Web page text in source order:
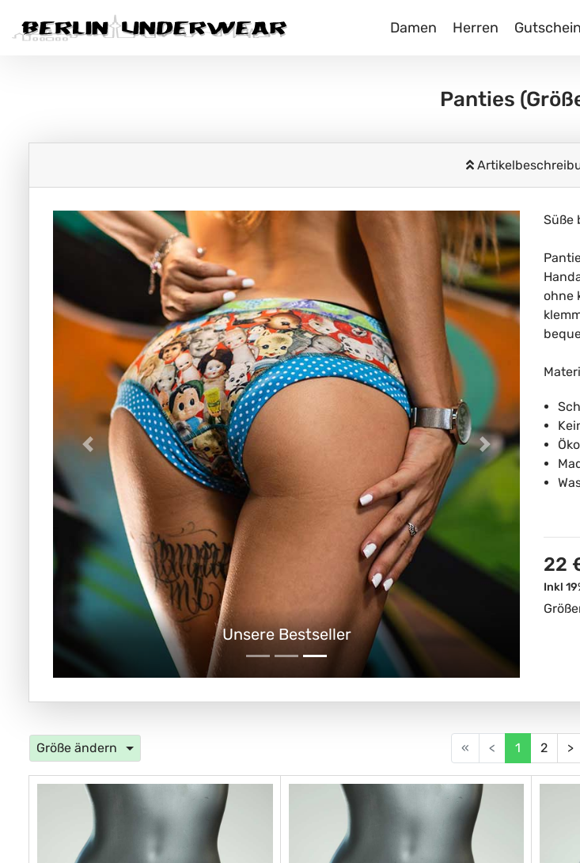
Damen Herren
Panties
Süße Panties aus Baumwolle
Süße
ohne
22
Inkl
Größe ändern « < 1 2 >